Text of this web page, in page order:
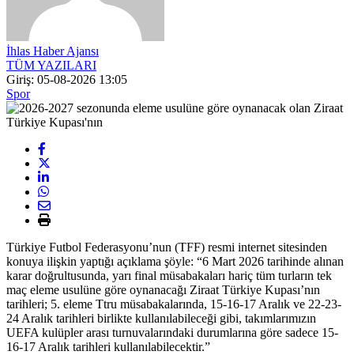
İhlas Haber Ajansı
TÜM YAZILARI
Giriş: 05-08-2026 13:05
Spor
Türkiye Futbol Federasyonu’nun (TFF) resmi internet sitesinden
konuya ilişkin yaptığı açıklama şöyle: “6 Mart 2026 tarihinde alınan
karar doğrultusunda, yarı final müsabakaları hariç tüm turların tek
maç eleme usulüne göre oynanacağı Ziraat Türkiye Kupası’nın
tarihleri; 5. eleme Ttru müsabakalarında, 15-16-17 Aralık ve 22-23-
24 Aralık tarihleri birlikte kullanılabileceği gibi, takımlarımızın
UEFA kulüpler arası turnuvalarındaki durumlarına göre sadece 15-
16-17 Aralık tarihleri kullanılabilecektir.”